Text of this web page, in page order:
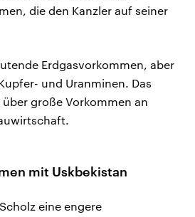
die den Kanzler auf seiner
Erdgasvorkommen, aber
und Uranminen. Das
große Vorkommen an
mit Uskbekistan
eine engere